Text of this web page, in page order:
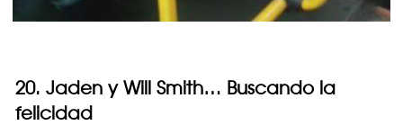
20. Jaden y Will Smith… Buscando la
felicidad